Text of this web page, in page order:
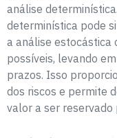
análise
determinística pode
a análise estocástica
possíveis, levando
prazos. Isso
dos riscos e permite
valor a ser reservado